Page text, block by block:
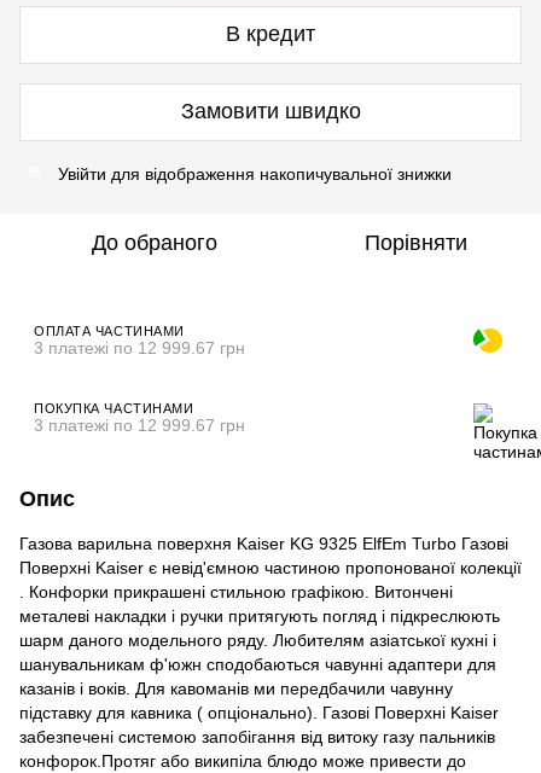
В кредит
Замовити швидко
Увійти для відображення накопичувальної знижки
До обраного Порівняти
ОПЛАТА ЧАСТИНАМИ
3 платежі по 12 999.67 грн
ПОКУПКА ЧАСТИНАМИ
3 платежі по 12 999.67 грн
Опис
Газова варильна поверхня Kaiser KG 9325 ElfEm Turbo Газові
Поверхні Kaiser є невід'ємною частиною пропонованої колекції
. Конфорки прикрашені стильною графікою. Витончені
металеві накладки і ручки притягують погляд і підкреслюють
шарм даного модельного ряду. Любителям азіатської кухні і
шанувальникам ф'южн сподобаються чавунні адаптери для
казанів і воків. Для кавоманів ми передбачили чавунну
підставку для кавника ( опціонально). Газові Поверхні Kaiser
забезпечені системою запобігання від витоку газу пальників
конфорок.Протяг або википіла блюдо може привести до